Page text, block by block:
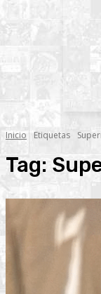
Inicio Etiquetas
Tag: